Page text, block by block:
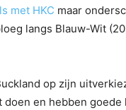
met HKC maar
langs Blauw-Wit
op zijn
en hebben goede